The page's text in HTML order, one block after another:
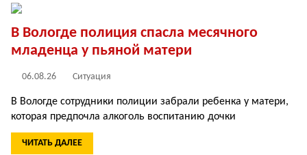
В Вологде полиция спасла месячного
младенца у пьяной матери
06.08.26 Ситуация
В Вологде сотрудники полиции забрали ребенка у матери,
которая предпочла алкоголь воспитанию дочки
ЧИТАТЬ ДАЛЕЕ